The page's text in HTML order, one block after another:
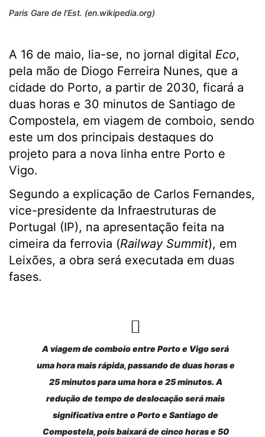
Paris Gare de l’Est. (en.wikipedia.org)
A 16 de maio, lia-se, no jornal digital Eco,
pela mão de Diogo Ferreira Nunes, que a
cidade do Porto, a partir de 2030, ficará a
duas horas e 30 minutos de Santiago de
Compostela, em viagem de comboio, sendo
este um dos principais destaques do
projeto para a nova linha entre Porto e
Vigo.
Segundo a explicação de Carlos Fernandes,
vice-presidente da Infraestruturas de
Portugal (IP), na apresentação feita na
cimeira da ferrovia (Railway Summit), em
Leixões, a obra será executada em duas
fases.
A viagem de comboio entre Porto e Vigo será
uma hora mais rápida, passando de duas horas e
25 minutos para uma hora e 25 minutos. A
redução de tempo de deslocação será mais
significativa entre o Porto e Santiago de
Compostela, pois baixará de cinco horas e 50